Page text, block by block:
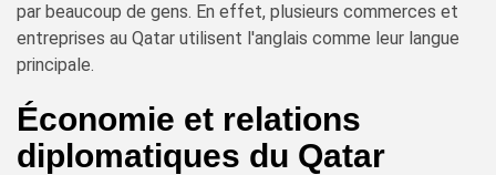
par beaucoup de gens. En effet, plusieurs commerces et
entreprises au Qatar utilisent l'anglais comme leur langue
principale.
Économie et relations
diplomatiques du Qatar